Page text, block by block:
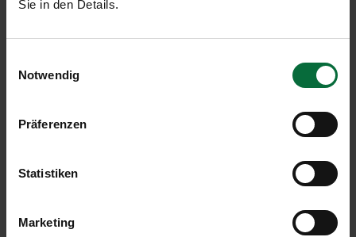
Sie in den Details.
Notwendig
Präferenzen
Statistiken
Marketing